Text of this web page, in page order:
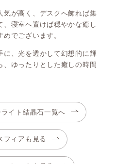
気が高く、デスクへ飾れば集
、寝室へ置けば穏やかな癒し
でございます。
に、光を透かして幻想的に輝
、ゆったりとした癒しの時間
イト結晶石一覧へ
フィアも見る